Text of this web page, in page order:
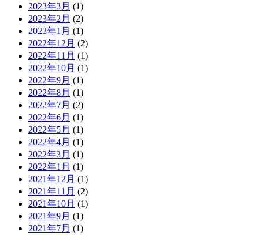
2023年3月 (1)
2023年2月 (2)
2023年1月 (1)
2022年12月 (2)
2022年11月 (1)
2022年10月 (1)
2022年9月 (1)
2022年8月 (1)
2022年7月 (2)
2022年6月 (1)
2022年5月 (1)
2022年4月 (1)
2022年3月 (1)
2022年1月 (1)
2021年12月 (1)
2021年11月 (2)
2021年10月 (1)
2021年9月 (1)
2021年7月 (1)